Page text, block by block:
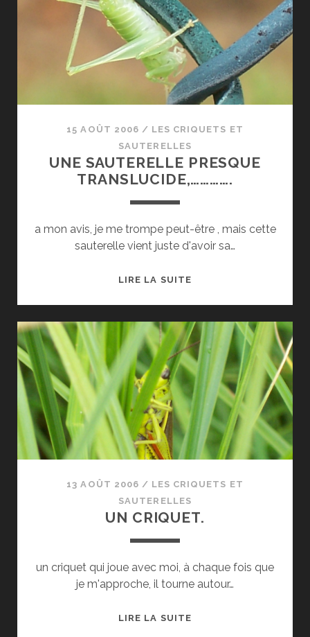
15 AOÛT 2006 / LES CRIQUETS ET
SAUTERELLES
UNE SAUTERELLE PRESQUE
TRANSLUCIDE,………….
a mon avis, je me trompe peut-être , mais cette
sauterelle vient juste d'avoir sa…
LIRE LA SUITEUNE
TRANSLUCIDE,
………….
13 AOÛT 2006 / LES CRIQUETS ET
SAUTERELLES
UN CRIQUET.
un criquet qui joue avec moi, à chaque fois que
je m'approche, il tourne autour…
LIRE LA SUITEUN